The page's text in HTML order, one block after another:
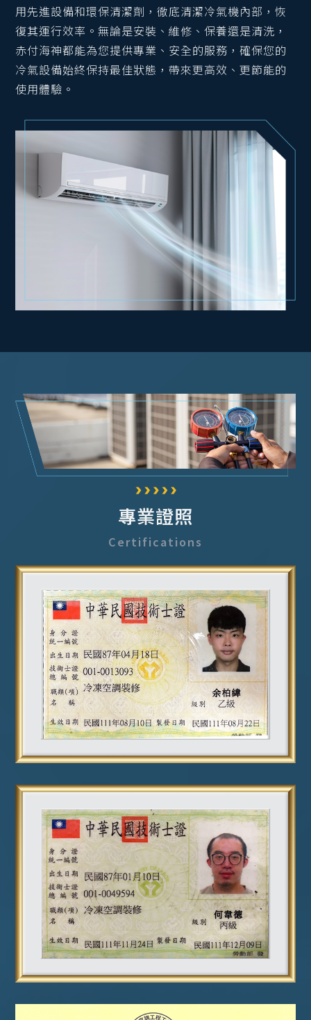
用先進設備和環保清潔劑，徹底清潔冷氣機內部，恢
復其運行效率。無論是安裝、維修、保養還是清洗，
赤付海神都能為您提供專業、安全的服務，確保您的
冷氣設備始終保持最佳狀態，帶來更高效、更節能的
使用體驗。
專業證照
Certifications